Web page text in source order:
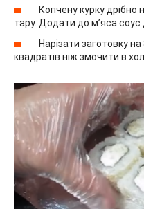
Копчену курку дрібно
тару. Додати до м’яса соус
Нарізати заготовку
квадратів ніж змочити в